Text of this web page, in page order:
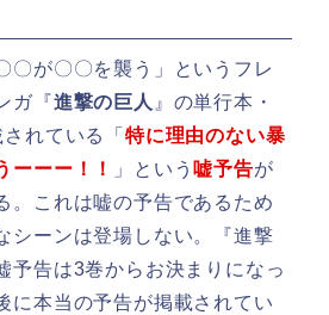
〇が〇〇を襲う」というフレ
ガ『 進撃の巨人 』の単行本・
れている「 特に理由のない暴
ーーー！！
」という嘘予告が
。これは嘘の予告であるため
シーンは登場しない。『進撃
予告は3巻からお決まりになっ
に本当の予告が掲載されてい